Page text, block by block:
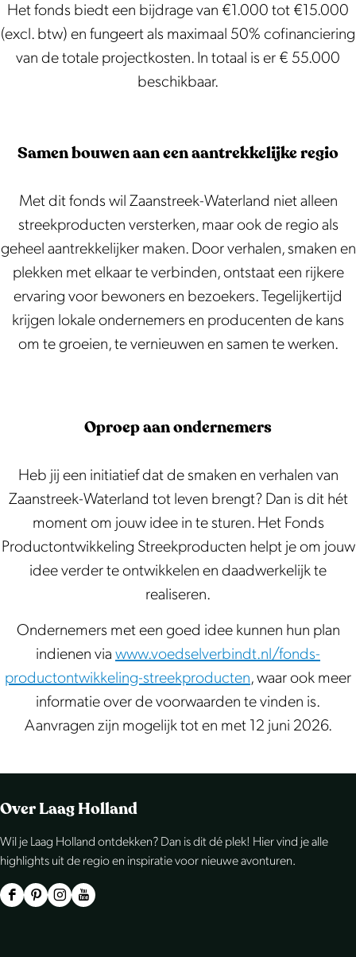
Het fonds biedt een bijdrage van €1.000 tot €15.000
(excl. btw) en fungeert als maximaal 50% cofinanciering
van de totale projectkosten. In totaal is er € 55.000
beschikbaar.
Samen bouwen aan een aantrekkelijke regio
Met dit fonds wil Zaanstreek-Waterland niet alleen
streekproducten versterken, maar ook de regio als
geheel aantrekkelijker maken. Door verhalen, smaken en
plekken met elkaar te verbinden, ontstaat een rijkere
ervaring voor bewoners en bezoekers. Tegelijkertijd
krijgen lokale ondernemers en producenten de kans
om te groeien, te vernieuwen en samen te werken.
Oproep aan ondernemers
Heb jij een initiatief dat de smaken en verhalen van
Zaanstreek-Waterland tot leven brengt? Dan is dit hét
moment om jouw idee in te sturen. Het Fonds
Productontwikkeling Streekproducten helpt je om jouw
idee verder te ontwikkelen en daadwerkelijk te
realiseren.
Ondernemers met een goed idee kunnen hun plan
indienen via www.voedselverbindt.nl/fonds-
productontwikkeling-streekproducten, waar ook meer
informatie over de voorwaarden te vinden is.
Aanvragen zijn mogelijk tot en met 12 juni 2026.
Over Laag Holland
Wil je Laag Holland ontdekken? Dan is dit dé plek! Hier vind je alle
highlights uit de regio en inspiratie voor nieuwe avonturen.
F
P
I
Y